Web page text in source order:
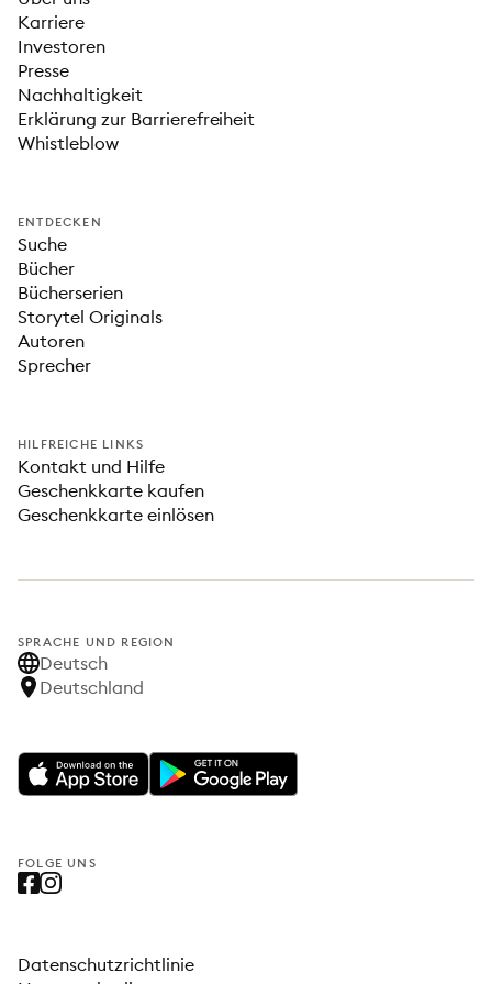
Karriere
Investoren
Presse
Nachhaltigkeit
Erklärung zur Barrierefreiheit
Whistleblow
ENTDECKEN
Suche
Bücher
Bücherserien
Storytel Originals
Autoren
Sprecher
HILFREICHE LINKS
Kontakt und Hilfe
Geschenkkarte kaufen
Geschenkkarte einlösen
SPRACHE UND REGION
Deutsch
Deutschland
FOLGE UNS
Datenschutzrichtlinie